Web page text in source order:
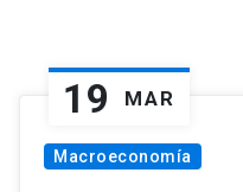
19 MAR
Macroeconomía